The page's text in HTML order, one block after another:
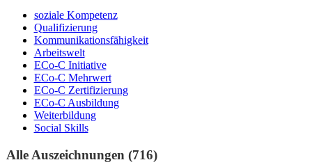
soziale Kompetenz
Qualifizierung
Kommunikationsfähigkeit
Arbeitswelt
ECo-C Initiative
ECo-C Mehrwert
ECo-C Zertifizierung
ECo-C Ausbildung
Weiterbildung
Social Skills
Alle Auszeichnungen (716)